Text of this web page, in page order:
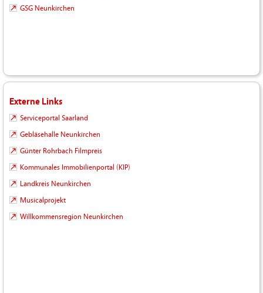
GSG Neunkirchen
Externe Links
Serviceportal Saarland
Gebläsehalle Neunkirchen
Günter Rohrbach Filmpreis
Kommunales Immobilienportal (KIP)
Landkreis Neunkirchen
Musicalprojekt
Willkommensregion Neunkirchen